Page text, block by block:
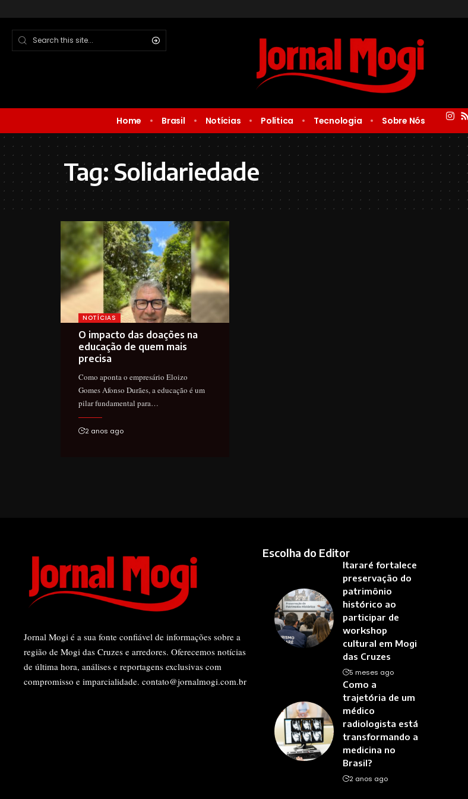
Home Brasil Notícias Política Tecnologia Sobre Nós
Tag:Solidariedade
NOTÍCIAS
O impacto das doações na
educação de quem mais
precisa
Como aponta o empresário Eloizo
Gomes Afonso Durães, a educação é um
pilar fundamental para…
2 anos ago
Jornal Mogi é a sua fonte confiável de informações sobre a
região de Mogi das Cruzes e arredores. Oferecemos notícias
de última hora, análises e reportagens exclusivas com
compromisso e imparcialidade. contato@jornalmogi.com.br
Escolha do Editor
Itararé fortalece
preservação do
patrimônio
histórico ao
participar de
workshop
cultural em Mogi
das Cruzes
5 meses ago
Como a
trajetória de um
médico
radiologista está
transformando a
medicina no
Brasil?
2 anos ago